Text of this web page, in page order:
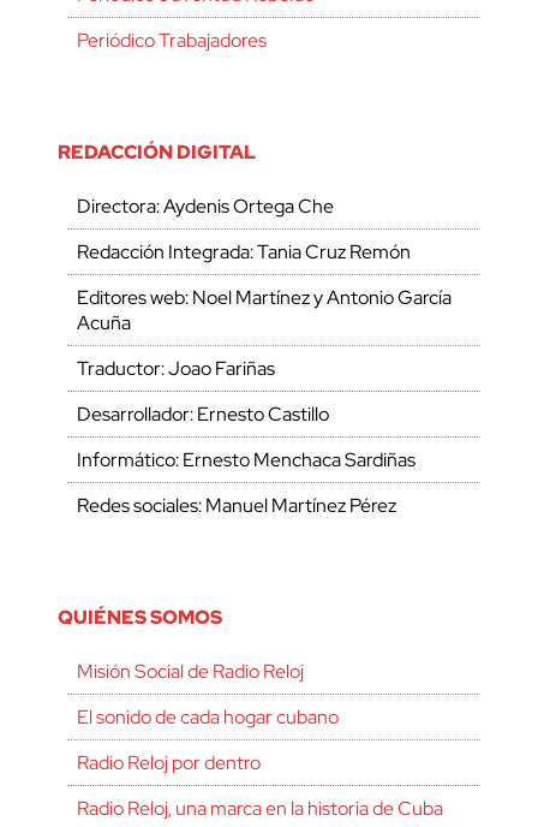
Periódico Trabajadores
REDACCIÓN DIGITAL
Directora: Aydenis Ortega Che
Redacción Integrada: Tania Cruz Remón
Editores web: Noel Martínez y Antonio García
Acuña
Traductor: Joao Fariñas
Desarrollador: Ernesto Castillo
Informático: Ernesto Menchaca Sardiñas
Redes sociales: Manuel Martínez Pérez
QUIÉNES SOMOS
Misión Social de Radio Reloj
El sonido de cada hogar cubano
Radio Reloj por dentro
Radio Reloj, una marca en la historia de Cuba